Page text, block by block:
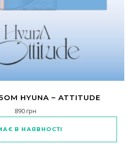
HYUNA – ATTITUDE
890грн
В НАЯВНОСТІ